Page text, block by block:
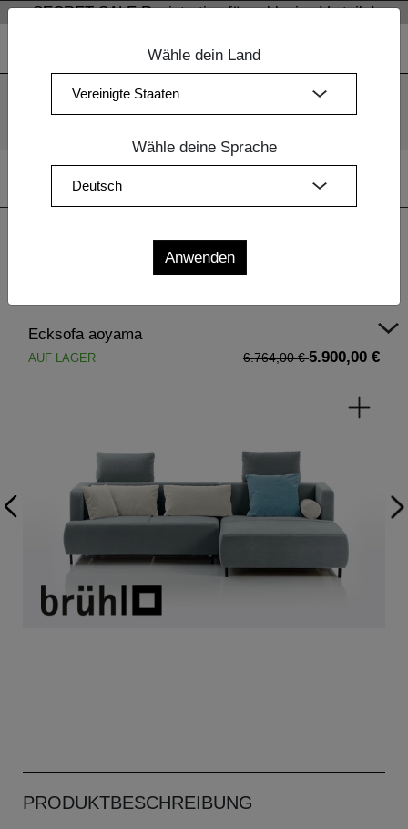
Wir verwenden Cookies. Mit der weiteren Nutzung unserer
SECRET SALE Registration für exklusive Vorteile!
| Ecksofa aoyama
Ecksofa aoyama
AUF LAGER 6.764,00 €5.900,00 €
PRODUKTBESCHREIBUNG
Wähle dein Land
Wähle deine Sprache